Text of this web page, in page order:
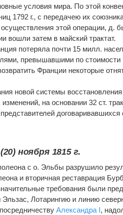
условия мира. По этой
1792 г., с передачею их
этой операции, д.
вошли затем в майский трактат.
потеряла почти 15 милл.
превышавшими по
Франции некоторые
новой системы
на основании 32 ст.
ноября 1815 г.
с о. Эльбы разрушило
и вторичная реставрация
требования были
Эльзас, Лотарингию и линию
Александра I,